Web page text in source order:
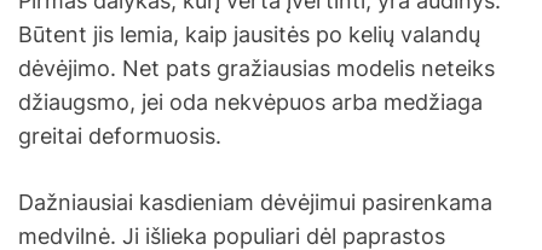
Būtent jis lemia, kaip jausitės po kelių valandų
dėvėjimo. Net pats gražiausias modelis neteiks
džiaugsmo, jei oda nekvėpuos arba medžiaga
greitai deformuosis.
Dažniausiai kasdieniam dėvėjimui pasirenkama
medvilnė. Ji išlieka populiari dėl paprastos